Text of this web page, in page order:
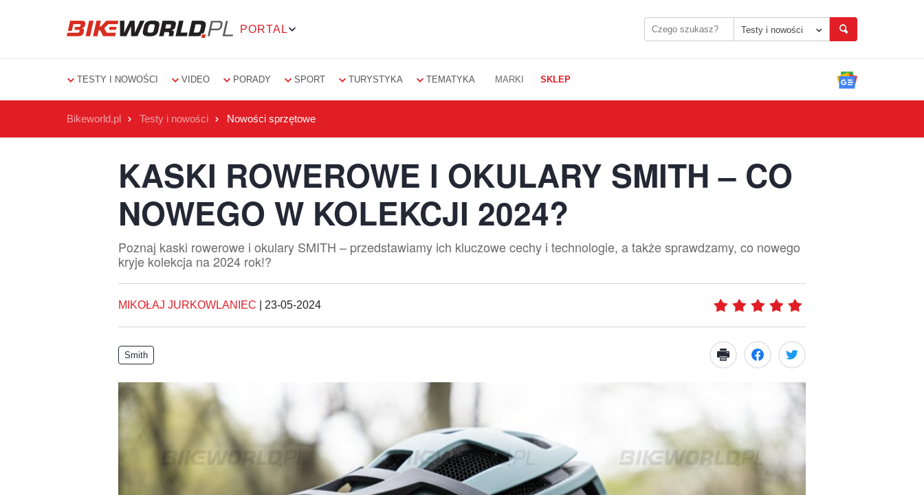
PORTAL Testy i nowości
TESTY I NOWOŚCI VIDEO PORADY SPORT TURYSTYKA TEMATYKA MARKI SKLEP
Bikeworld.pl Testy i nowości Nowości sprzętowe
KASKI ROWEROWE I OKULARY SMITH – CO
NOWEGO W KOLEKCJI 2024?
Poznaj kaski rowerowe i okulary SMITH – przedstawiamy ich kluczowe cechy i technologie, a także sprawdzamy, co nowego
kryje kolekcja na 2024 rok!?
MIKOŁAJ JURKOWLANIEC | 23-05-2024
Smith